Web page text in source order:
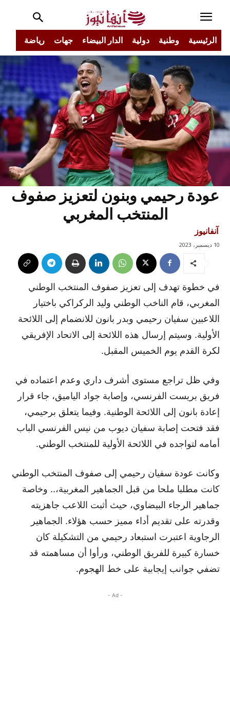
الرئيسية وطنية دولية الدار البيضاء جهات رياضة
عودة رحيمي وبنون لتعزيز صفوف
المنتخب المغربي
آنفانيوز
10 ديسمبر، 2023
في خطوة تهدف إلى تعزيز صفوف المنتخب الوطني
المغربي، قام الناخب الوطني وليد الركراكي باختيار
اللاعبين سفيان رحيمي وبدر بانون للانضمام إلى اللائحة
الأولية. وسيتم إرسال هذه اللائحة إلى الاتحاد الإفريقي
لكرة القدم يوم الخميس المقبل.
وفي ظل تراجع مستوى أشرف داري وعدم اعتماده في
فريق بريست الفرنسي، وإصابة جواد الياميق، جاء قرار
إعادة بانون إلى اللائحة الوطنية. وفيما يتعلق برحيمي،
فقد فتحت إصابة سفيان ديوب من نيس الفرنسي الباب
أمامه لتواجده في اللائحة الأولية للمنتخب الوطني.
وكانت عودة سفيان رحيمي إلى صفوف المنتخب الوطني
كانت مطلبا ملحا من قبل الجماهير المغربية،.. وخاصة
جماهير الرجاء البيضاوي، حيث أثبت اللاعب جاهزيته
وقدرته على تقديم أداء مميز حسب هؤلاء. الجماهير
الرجاوية اعتبرت استبعاد رحيمي من التشكيلة كان
خسارة كبيرة للفريق الوطني، ورأوا أن مساهمته قد
تضفي جوانب إيجابية على خط الهجوم.
- Ad -